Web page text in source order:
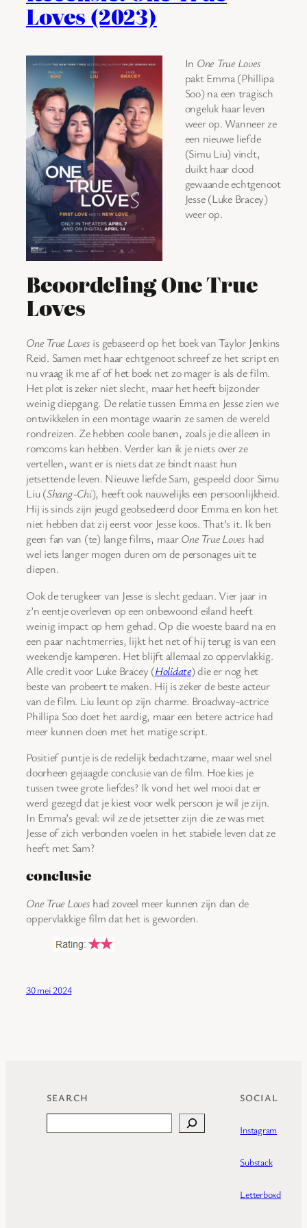
Loves (2023)
In One True Loves
pakt Emma (Phillipa
Soo) na een tragisch
ongeluk haar leven
weer op. Wanneer ze
een nieuwe liefde
(Simu Liu) vindt,
duikt haar dood
gewaande echtgenoot
Jesse (Luke Bracey)
weer op.
Beoordeling One True
Loves
One True Loves is gebaseerd op het boek van Taylor Jenkins
Reid. Samen met haar echtgenoot schreef ze het script en
nu vraag ik me af of het boek net zo mager is als de film.
Het plot is zeker niet slecht, maar het heeft bijzonder
weinig diepgang. De relatie tussen Emma en Jesse zien we
ontwikkelen in een montage waarin ze samen de wereld
rondreizen. Ze hebben coole banen, zoals je die alleen in
romcoms kan hebben. Verder kan ik je niets over ze
vertellen, want er is niets dat ze bindt naast hun
jetsettende leven. Nieuwe liefde Sam, gespeeld door Simu
Liu (Shang-Chi), heeft ook nauwelijks een persoonlijkheid.
Hij is sinds zijn jeugd geobsedeerd door Emma en kon het
niet hebben dat zij eerst voor Jesse koos. That’s it. Ik ben
geen fan van (te) lange films, maarOne True Loves had
wel iets langer mogen duren om de personages uit te
diepen.
Ook de terugkeer van Jesse is slecht gedaan. Vier jaar in
z’n eentje overleven op een onbewoond eiland heeft
weinig impact op hem gehad. Op die woeste baard na en
een paar nachtmerries, lijkt het net of hij terug is van een
weekendje kamperen. Het blijft allemaal zo oppervlakkig.
Alle credit voor Luke Bracey (Holidate) die er nog het
beste van probeert te maken. Hij is zeker de beste acteur
van de film. Liu leunt op zijn charme. Broadway-actrice
Phillipa Soo doet het aardig, maar een betere actrice had
meer kunnen doen met het matige script.
Positief puntje is de redelijk bedachtzame, maar wel snel
doorheen gejaagde conclusie van de film. Hoe kies je
tussen twee grote liefdes? Ik vond het wel mooi dat er
werd gezegd dat je kiest voor welk persoon je wil je zijn.
In Emma’s geval: wil ze de jetsetter zijn die ze was met
Jesse of zich verbonden voelen in het stabiele leven dat ze
heeft met Sam?
conclusie
One True Loves had zoveel meer kunnen zijn dan de
oppervlakkige film dat het is geworden.
30 mei 2024
SEARCH SOCIAL
Instagram
Substack
Letterboxd